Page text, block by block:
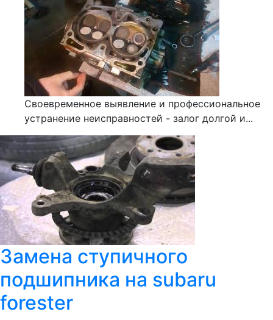
Своевременное выявление и профессиональное
устранение неисправностей - залог долгой и...
Замена ступичного
подшипника на subaru
forester